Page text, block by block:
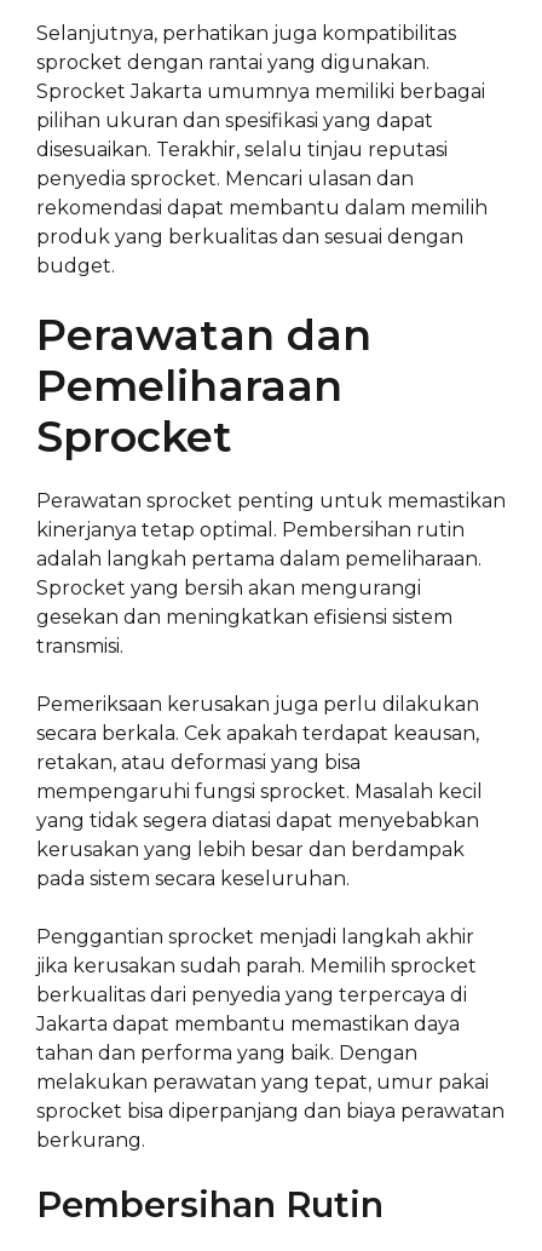
Selanjutnya, perhatikan juga kompatibilitas
sprocket dengan rantai yang digunakan.
Sprocket Jakarta umumnya memiliki berbagai
pilihan ukuran dan spesifikasi yang dapat
disesuaikan. Terakhir, selalu tinjau reputasi
penyedia sprocket. Mencari ulasan dan
rekomendasi dapat membantu dalam memilih
produk yang berkualitas dan sesuai dengan
budget.
Perawatan dan
Pemeliharaan
Sprocket
Perawatan sprocket penting untuk memastikan
kinerjanya tetap optimal. Pembersihan rutin
adalah langkah pertama dalam pemeliharaan.
Sprocket yang bersih akan mengurangi
gesekan dan meningkatkan efisiensi sistem
transmisi.
Pemeriksaan kerusakan juga perlu dilakukan
secara berkala. Cek apakah terdapat keausan,
retakan, atau deformasi yang bisa
mempengaruhi fungsi sprocket. Masalah kecil
yang tidak segera diatasi dapat menyebabkan
kerusakan yang lebih besar dan berdampak
pada sistem secara keseluruhan.
Penggantian sprocket menjadi langkah akhir
jika kerusakan sudah parah. Memilih sprocket
berkualitas dari penyedia yang terpercaya di
Jakarta dapat membantu memastikan daya
tahan dan performa yang baik. Dengan
melakukan perawatan yang tepat, umur pakai
sprocket bisa diperpanjang dan biaya perawatan
berkurang.
Pembersihan Rutin